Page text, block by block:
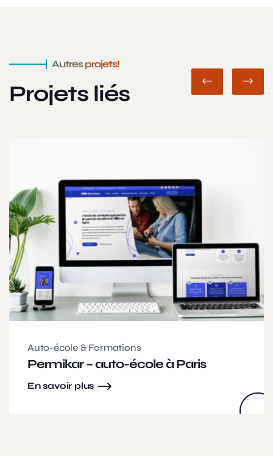
Autres projets!
Projets liés
Auto-école & Formations
Permikar – auto-école à Paris
En savoir plus